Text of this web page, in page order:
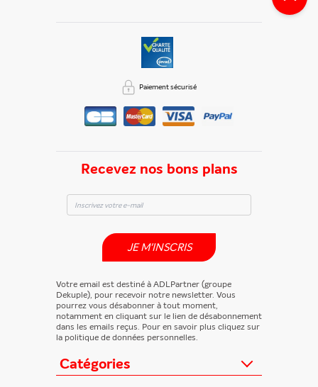
Catégories
Recevez nos bons plans
JE M'INSCRIS
Votre email est destiné à ADLPartner (groupe
Dekuple), pour recevoir notre newsletter. Vous
pourrez vous désabonner à tout moment,
notamment en cliquant sur le lien de désabonnement
dans les emails reçus. Pour en savoir plus cliquez sur
la politique de données personnelles.
Paiement sécurisé